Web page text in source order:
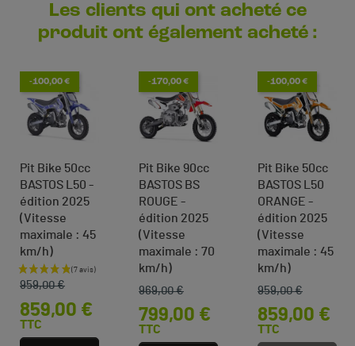
Les clients qui ont acheté ce
produit ont également acheté :
-100,00 €
Pit Bike 50cc
BASTOS L50 -
édition 2025
(Vitesse
maximale : 45
km/h)
Prix de base
959,00 €
Prix
859,00 €
TTC
-170,00 €
Pit Bike 90cc
BASTOS BS
ROUGE -
édition 2025
(Vitesse
maximale : 70
km/h)
Prix de base
969,00 €
Prix
799,00 €
TTC
-100,00 €
Pit Bike 50cc
BASTOS L50
ORANGE -
édition 2025
(Vitesse
maximale : 45
km/h)
Prix de base
959,00 €
Prix
859,00 €
TTC